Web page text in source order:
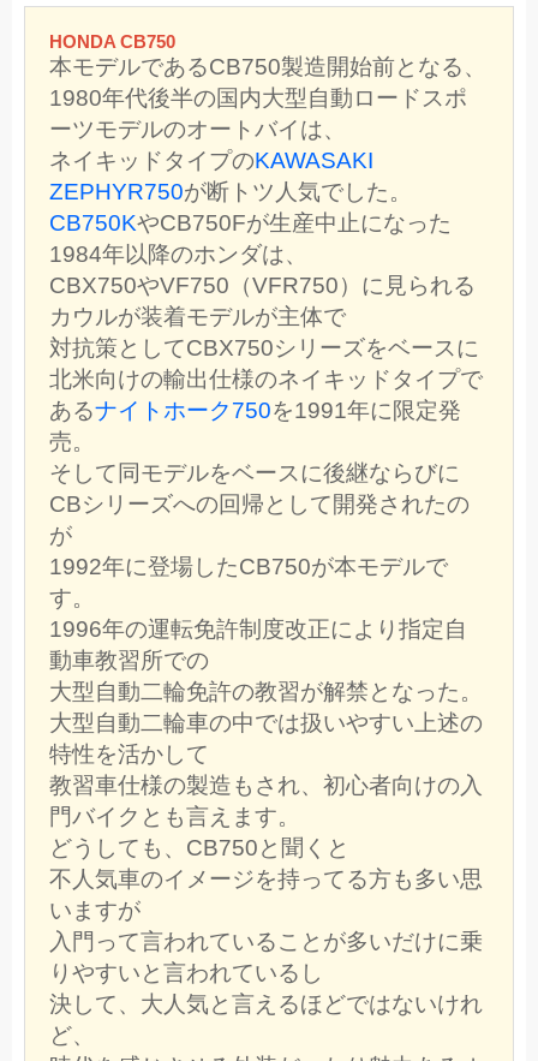
HONDA CB750
本モデルであるCB750製造開始前となる、
1980年代後半の国内大型自動ロードスポ
ーツモデルのオートバイは、
ネイキッドタイプのKAWASAKI
ZEPHYR750が断トツ人気でした。
CB750KやCB750Fが生産中止になった
1984年以降のホンダは、
CBX750やVF750（VFR750）に見られる
カウルが装着モデルが主体で
対抗策としてCBX750シリーズをベースに
北米向けの輸出仕様のネイキッドタイプで
あるナイトホーク750を1991年に限定発
売。
そして同モデルをベースに後継ならびに
CBシリーズへの回帰として開発されたの
が
1992年に登場したCB750が本モデルで
す。
1996年の運転免許制度改正により指定自
動車教習所での
大型自動二輪免許の教習が解禁となった。
大型自動二輪車の中では扱いやすい上述の
特性を活かして
教習車仕様の製造もされ、初心者向けの入
門バイクとも言えます。
どうしても、CB750と聞くと
不人気車のイメージを持ってる方も多い思
いますが
入門って言われていることが多いだけに乗
りやすいと言われているし
決して、大人気と言えるほどではないけれ
ど、